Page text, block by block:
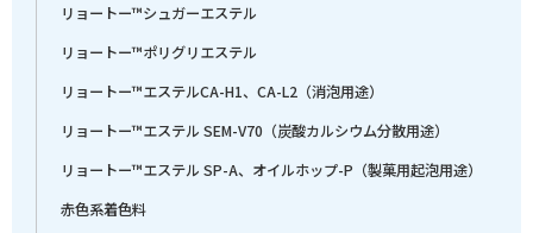
リョートー™シュガーエステル
リョートー™ポリグリエステル
リョートー™エステルCA-H1、CA-L2（消泡用途）
リョートー™エステル SEM-V70（炭酸カルシウム分散用途）
リョートー™エステル SP-A、オイルホップ-P（製菓用起泡用途）
赤色系着色料